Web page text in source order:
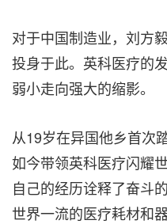
对于中国制造业，刘方
投身于此。英科医疗的
弱小走向强大的缩影。
从19岁在异国他乡首次
如今带领英科医疗闪耀
自己的经历诠释了奋斗
世界一流的医疗耗材和